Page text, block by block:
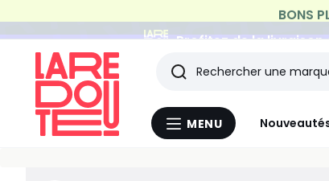
Profitez de la
Menu
MENU
Rechercher
Les
derniers